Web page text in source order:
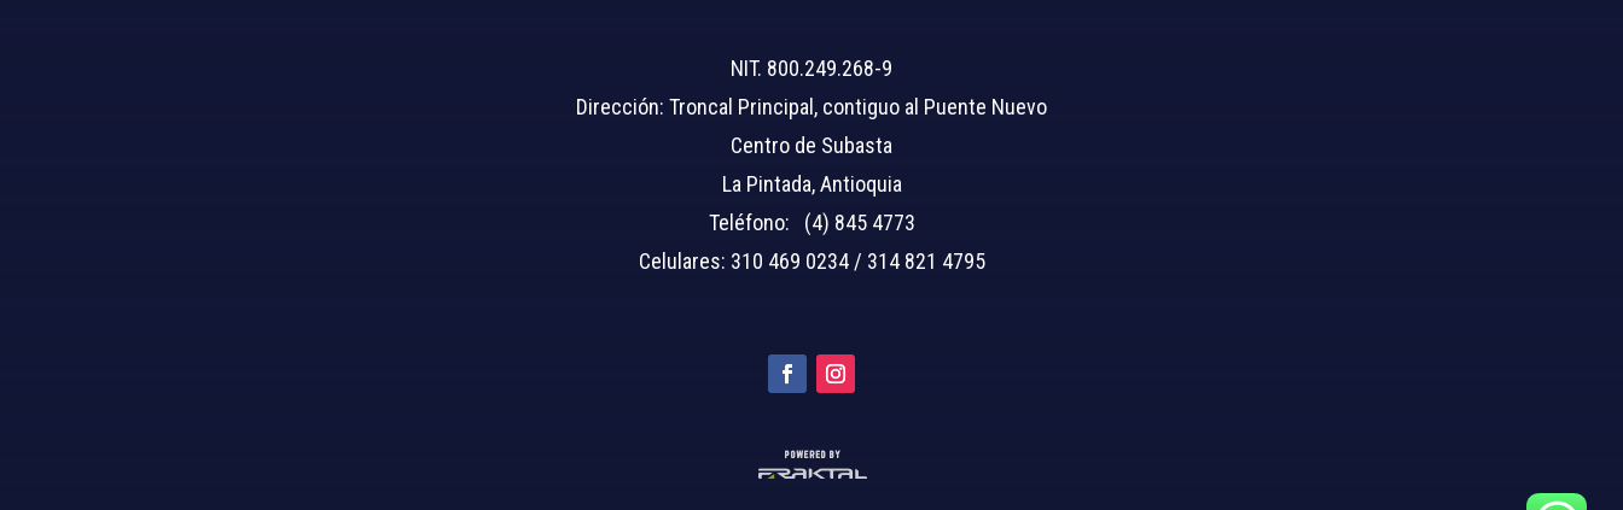
NIT. 800.249.268-9
Dirección: Troncal Principal, contiguo al Puente Nuevo
Centro de Subasta
La Pintada, Antioquia
Teléfono: (4) 845 4773
Celulares: 310 469 0234 / 314 821 4795